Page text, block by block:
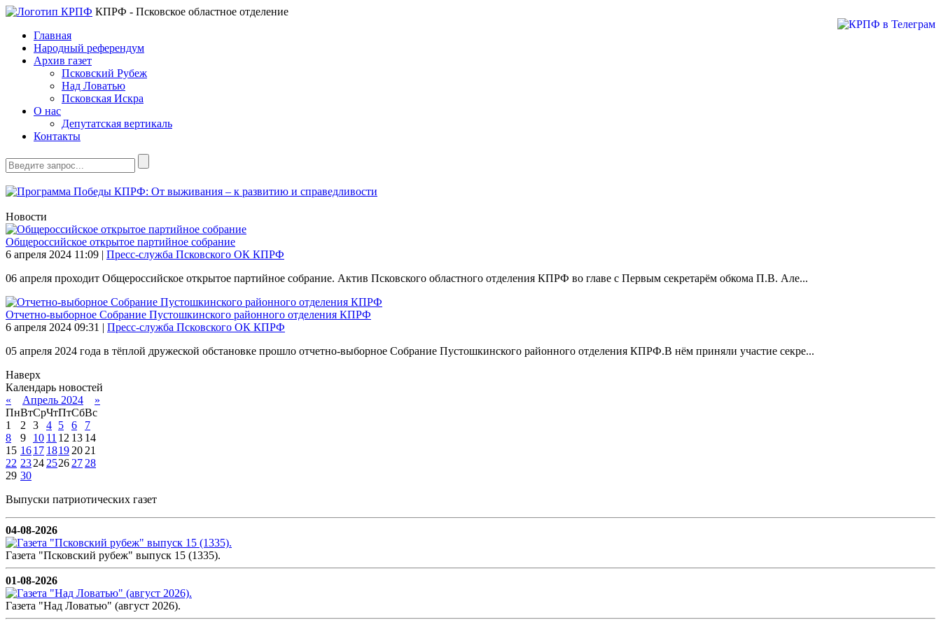
КПРФ - Псковское областное отделение
Главная
Народный референдум
Архив газет
Псковский Рубеж
Над Ловатью
Псковская Искра
О нас
Депутатская вертикаль
Контакты
Новости
Общероссийское открытое партийное собрание
6 апреля 2024 11:09 | Пресс-служба Псковского ОК КПРФ
06 апреля проходит Общероссийское открытое партийное собрание. Актив Псковского областного отделения КПРФ во главе с Первым секретарём обкома П.В. Але...
Отчетно-выборное Собрание Пустошкинского районного отделения КПРФ
6 апреля 2024 09:31 | Пресс-служба Псковского ОК КПРФ
05 апреля 2024 года в тёплой дружеской обстановке прошло отчетно-выборное Собрание Пустошкинского районного отделения КПРФ.В нём приняли участие секре...
Наверх
Календарь новостей
«
Апрель 2024
»
ПнВтСрЧтПтСбВс
1
2 3 4 5 6
7
8
9 10 11 12 13 14
15 1617 1819 20 21
22 2324 2526 27 28
29 30
Выпуски патриотических газет
04-08-2026
Газета "Псковский рубеж" выпуск 15 (1335).
01-08-2026
Газета "Над Ловатью" (август 2026).